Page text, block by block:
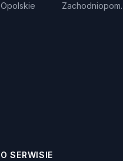
Opolskie
Zachodniopom.
O SERWISIE